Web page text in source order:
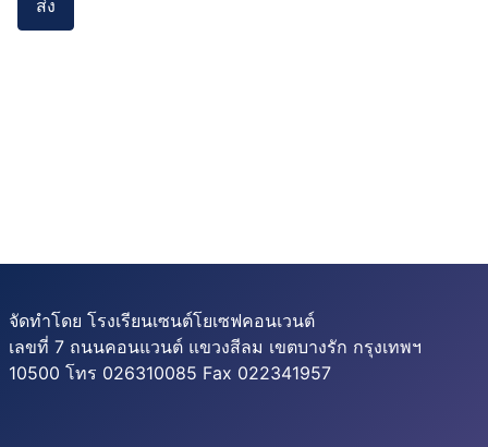
ส่ง
จัดทำโดย โรงเรียนเซนต์โยเซฟคอนเวนต์
เลขที่ 7 ถนนคอนแวนต์ แขวงสีลม เขตบางรัก กรุงเทพฯ
10500 โทร 026310085 Fax 022341957